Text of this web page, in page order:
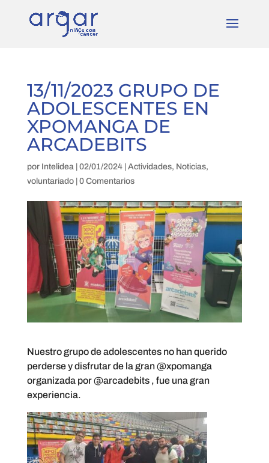
13/11/2023 GRUPO DE
ADOLESCENTES EN
XPOMANGA DE
ARCADEBITS
por Intelidea| 02/01/2024| Actividades, Noticias,
voluntariado| 0 Comentarios
Nuestro grupo de adolescentes no han querido
perderse y disfrutar de la gran @xpomanga
organizada por @arcadebits , fue una gran
experiencia.